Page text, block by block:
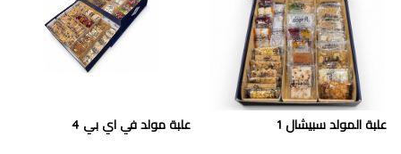
علبة المولد سبيشال 1 علبة مولد في اي بي 4